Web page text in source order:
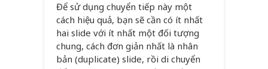
Để sử dụng chuyển tiếp này một
cách hiệu quả, bạn sẽ cần có ít nhất
hai slide với ít nhất một đối tượng
chung, cách đơn giản nhất là nhân
bản (duplicate) slide, rồi di chuyển